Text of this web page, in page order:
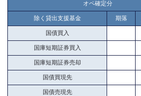
オペ確定分
除く貸出支援基金 期落
国債買入
国庫短期証券買入
国庫短期証券売却
国債買現先
国債売現先